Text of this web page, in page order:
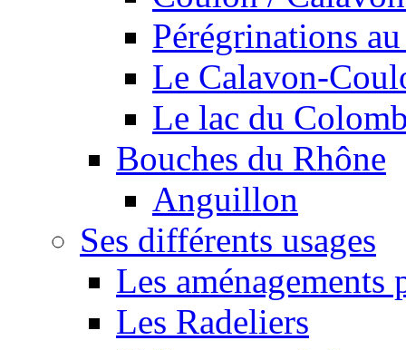
Pérégrinations
Le Calavon-
Le lac du
Bouches du Rhône
Anguillon
Ses différents usages
Les
Les Radeliers